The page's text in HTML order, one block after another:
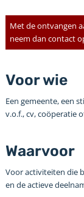
Met de ontvangen
neem dan contact
Voor wie
Een gemeente, een
v.o.f., cv, coöperatie
Waarvoor
Voor activiteiten die
en de actieve